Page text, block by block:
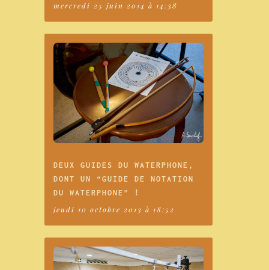
mercredi 25 juin 2014 à 14:38
DEUX GUIDES DU WATERPHONE,
DONT UN “GUIDE DE NOTATION
DU WATERPHONE” !
jeudi 10 octobre 2013 à 18:52